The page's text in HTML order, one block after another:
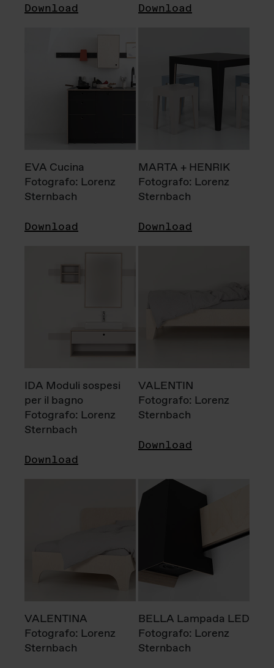
Download Download
EVA Cucina
Fotografo: Lorenz
Sternbach
Download
MARTA + HENRIK
Fotografo: Lorenz
Sternbach
Download
IDA Moduli sospesi
per il bagno
Fotografo: Lorenz
Sternbach
Download
VALENTIN
Fotografo: Lorenz
Sternbach
Download
VALENTINA
Fotografo: Lorenz
Sternbach
BELLA Lampada LED
Fotografo: Lorenz
Sternbach